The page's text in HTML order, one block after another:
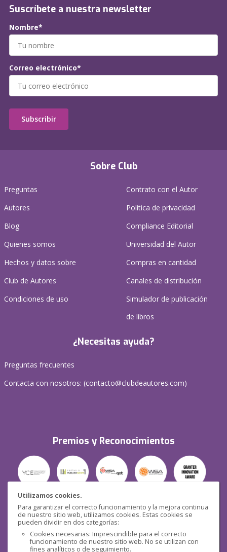
Utilizamos cookies.
Para garantizar el correcto funcionamiento y la mejora continua
de nuestro sitio web, utilizamos cookies. Estas cookies se
pueden dividir en dos categorías:
Cookies necesarias: Imprescindible para el correcto
funcionamiento de nuestro sitio web. No se utilizan con
fines analíticos o de seguimiento.
Sobre Club
Preguntas
Autores
Blog
Quienes somos
Hechos y datos sobre
Club de Autores
Condiciones de uso
Contrato con el Autor
Política de privacidad
Compliance Editorial
Universidad del Autor
Compras en cantidad
Canales de distribución
Simulador de publicación
de libros
¿Necesitas ayuda?
Preguntas frecuentes
Contacta con nosotros: (contacto@clubdeautores.com)
Premios y Reconocimientos
Seguridad
Suscríbete a nuestra newsletter
Nombre*
Correo electrónico*
Subscribir